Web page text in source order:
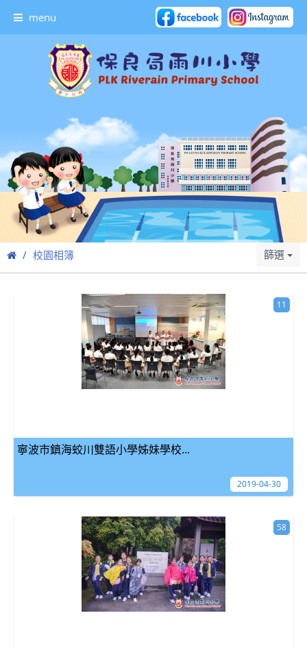
menu
校園相簿 篩選
寧波市鎮海蛟川雙語小學姊妹學校...
11
2019-04-30
58